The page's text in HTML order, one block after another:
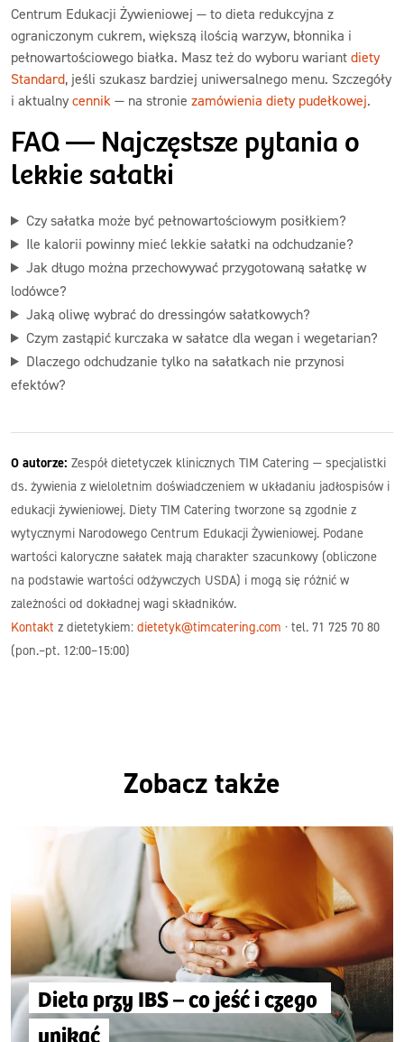
Centrum Edukacji Żywieniowej — to dieta redukcyjna z
ograniczonym cukrem, większą ilością warzyw, błonnika i
pełnowartościowego białka. Masz też do wyboru wariant diety
Standard, jeśli szukasz bardziej uniwersalnego menu. Szczegóły
i aktualny cennik — na stronie zamówienia diety pudełkowej.
FAQ — Najczęstsze pytania o
lekkie sałatki
Czy sałatka może być pełnowartościowym posiłkiem?
Ile kalorii powinny mieć lekkie sałatki na odchudzanie?
Jak długo można przechowywać przygotowaną sałatkę w
lodówce?
Jaką oliwę wybrać do dressingów sałatkowych?
Czym zastąpić kurczaka w sałatce dla wegan i wegetarian?
Dlaczego odchudzanie tylko na sałatkach nie przynosi
efektów?
O autorze: Zespół dietetyczek klinicznych TIM Catering — specjalistki
ds. żywienia z wieloletnim doświadczeniem w układaniu jadłospisów i
edukacji żywieniowej. Diety TIM Catering tworzone są zgodnie z
wytycznymi Narodowego Centrum Edukacji Żywieniowej. Podane
wartości kaloryczne sałatek mają charakter szacunkowy (obliczone
na podstawie wartości odżywczych USDA) i mogą się różnić w
zależności od dokładnej wagi składników.
Kontakt z dietetykiem: dietetyk@timcatering.com · tel. 71 725 70 80
(pon.–pt. 12:00–15:00)
Zobacz także
Dieta przy IBS – co jeść i czego
unikać